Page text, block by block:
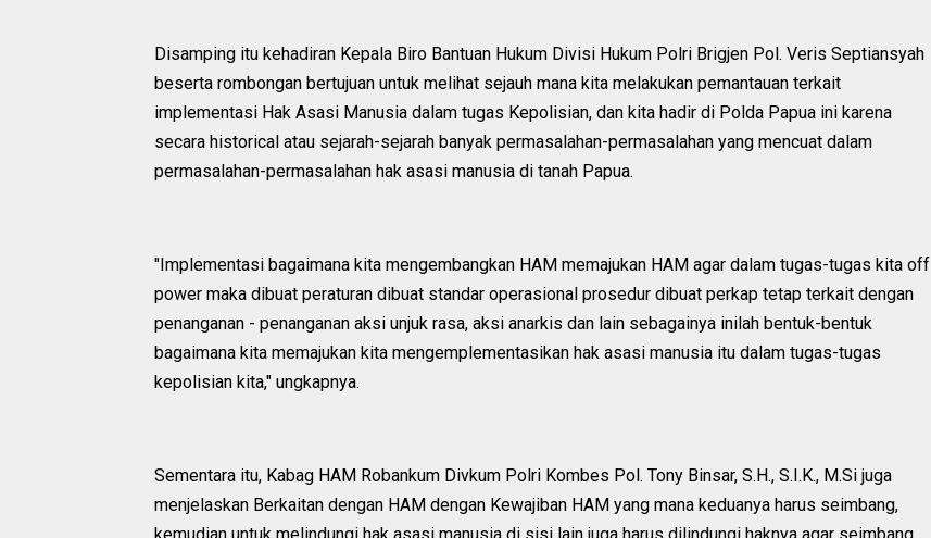
Disamping itu kehadiran Kepala Biro Bantuan Hukum Divisi Hukum Polri Brigjen Pol. Veris Septiansyah
beserta rombongan bertujuan untuk melihat sejauh mana kita melakukan pemantauan terkait
implementasi Hak Asasi Manusia dalam tugas Kepolisian, dan kita hadir di Polda Papua ini karena
secara historical atau sejarah-sejarah banyak permasalahan-permasalahan yang mencuat dalam
permasalahan-permasalahan hak asasi manusia di tanah Papua.
"Implementasi bagaimana kita mengembangkan HAM memajukan HAM agar dalam tugas-tugas kita off
power maka dibuat peraturan dibuat standar operasional prosedur dibuat perkap tetap terkait dengan
penanganan - penanganan aksi unjuk rasa, aksi anarkis dan lain sebagainya inilah bentuk-bentuk
bagaimana kita memajukan kita mengemplementasikan hak asasi manusia itu dalam tugas-tugas
kepolisian kita," ungkapnya.
Sementara itu, Kabag HAM Robankum Divkum Polri Kombes Pol. Tony Binsar, S.H., S.I.K., M.Si juga
menjelaskan Berkaitan dengan HAM dengan Kewajiban HAM yang mana keduanya harus seimbang,